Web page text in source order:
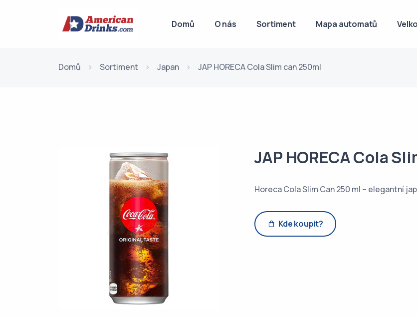
Domů O nás Sortiment Mapa automatů
Domů Sortiment Japan JAP HORECA Cola Slim can 250ml
JAP HORECA Cola
Horeca Cola Slim Can 250 ml – elegantní
Kde koupit?